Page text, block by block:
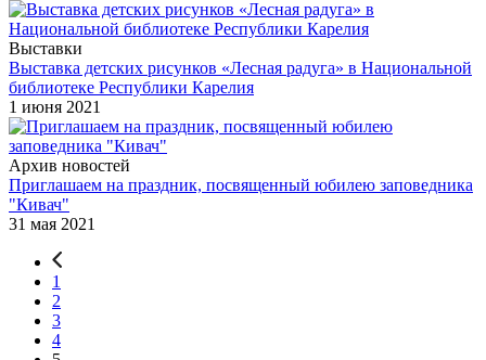
Выставки
Выставка детских рисунков «Лесная радуга» в Национальной
библиотеке Республики Карелия
1 июня 2021
Архив новостей
Приглашаем на праздник, посвященный юбилею заповедника
"Кивач"
31 мая 2021
1
2
3
4